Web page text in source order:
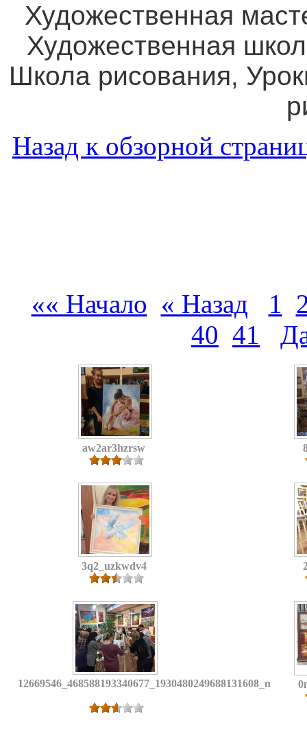
Художественная
Художественная
Школа рисования,
Назад к обзорной
«« Начало « Назад 1
40 41
aw2ar3hzrsw
3q2_uzkwdv4
12669546_468588193340677_1930480249688131608_n